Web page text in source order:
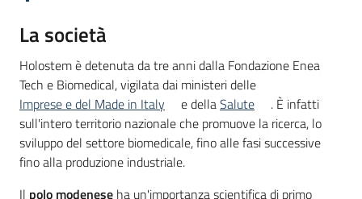
La società
Holostem è detenuta da tre anni dalla Fondazione Enea
Tech e Biomedical, vigilata dai ministeri delle
Imprese e del Made in Italy
e dellaSalute
. È infatti
sull'intero territorio nazionale che promuove la ricerca, lo
sviluppo del settore biomedicale, fino alle fasi successive
fino alla produzione industriale.
Il polo modenese ha un'importanza scientifica di primo